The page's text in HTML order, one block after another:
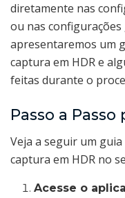
diretamente nas
ou nas
apresentaremos um
captura em HDR e
feitas durante o
Passo a
Veja a seguir um
captura em HDR no
Acesse o